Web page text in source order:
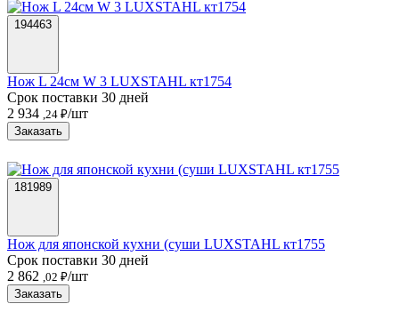
194463
Нож L 24см W 3 LUXSTAHL кт1754
Срок поставки 30 дней
2 934 ,24 ₽/шт
Заказать
181989
Нож для японской кухни (суши LUXSTAHL кт1755
Срок поставки 30 дней
2 862 ,02 ₽/шт
Заказать